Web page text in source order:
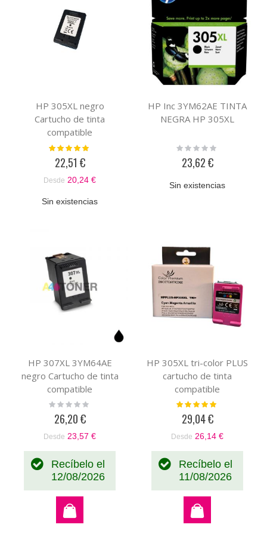
HP 305XL negro
Cartucho de tinta
compatible
Valoración:
22,51 €
Desde 20,24 €
Sin existencias
HP Inc 3YM62AE TINTA
NEGRA HP 305XL
Rating:
23,62 €
Sin existencias
HP 307XL 3YM64AE
negro Cartucho de tinta
compatible
Rating:
26,20 €
Desde 23,57 €
Recíbelo el
12/08/2026
HP 305XL tri-color PLUS
cartucho de tinta
compatible
Valoración:
29,04 €
Desde 26,14 €
Recíbelo el
11/08/2026